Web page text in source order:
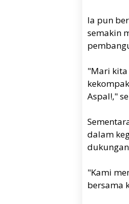
Ia pun
semakin
"Mari kita
Aspal!,"
dalam
"Kami
bersama